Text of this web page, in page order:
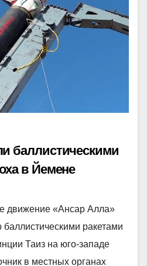
баллистическими
в Йемене
движение «Ансар Алла»
ракетами
Таиз на юго-западе
в местных органах